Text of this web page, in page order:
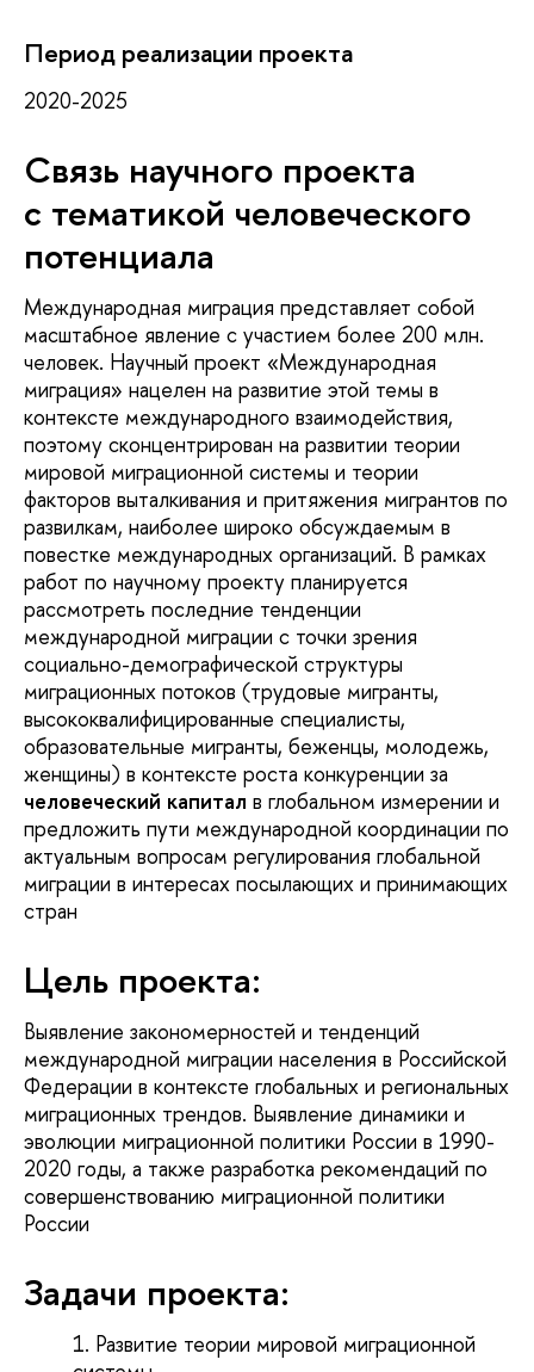
Период реализации проекта
2020-2025
Связь научного проекта
с тематикой человеческого
потенциала
Международная миграция представляет собой
масштабное явление с участием более 200 млн.
человек. Научный проект «Международная
миграция» нацелен на развитие этой темы в
контексте международного взаимодействия,
поэтому сконцентрирован на развитии теории
мировой миграционной системы и теории
факторов выталкивания и притяжения мигрантов по
развилкам, наиболее широко обсуждаемым в
повестке международных организаций. В рамках
работ по научному проекту планируется
рассмотреть последние тенденции
международной миграции с точки зрения
социально-демографической структуры
миграционных потоков (трудовые мигранты,
высококвалифицированные специалисты,
образовательные мигранты, беженцы, молодежь,
женщины) в контексте роста конкуренции за
человеческий капитал в глобальном измерении и
предложить пути международной координации по
актуальным вопросам регулирования глобальной
миграции в интересах посылающих и принимающих
стран
Цель проекта:
Выявление закономерностей и тенденций
международной миграции населения в Российской
Федерации в контексте глобальных и региональных
миграционных трендов. Выявление динамики и
эволюции миграционной политики России в 1990-
2020 годы, а также разработка рекомендаций по
совершенствованию миграционной политики
России
Задачи проекта:
Развитие теории мировой миграционной